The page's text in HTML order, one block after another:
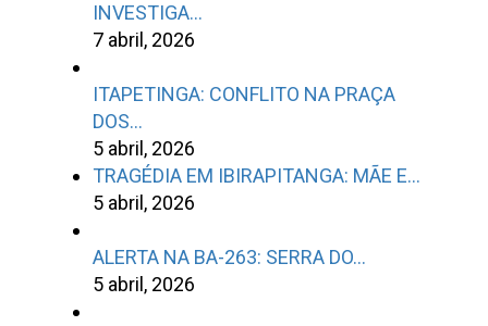
INVESTIGA…
7 abril, 2026
ITAPETINGA: CONFLITO NA PRAÇA
DOS…
5 abril, 2026
TRAGÉDIA EM IBIRAPITANGA: MÃE E…
5 abril, 2026
ALERTA NA BA-263: SERRA DO…
5 abril, 2026